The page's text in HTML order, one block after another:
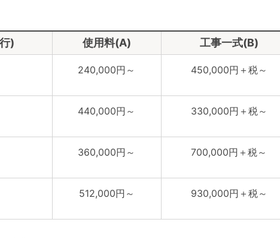
) 使用料(A) 工事一式(B)
240,000円～ 450,000円＋税～
440,000円～ 330,000円＋税～
360,000円～ 700,000円＋税～
512,000円～ 930,000円＋税～